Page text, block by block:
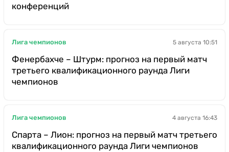
конференций
Лига чемпионов 5 августа 10:51
Фенербахче – Штурм: прогноз на первый матч
третьего квалификационного раунда Лиги
чемпионов
Лига чемпионов 4 августа 16:43
Спарта – Лион: прогноз на первый матч третьего
квалификационного раунда Лиги чемпионов